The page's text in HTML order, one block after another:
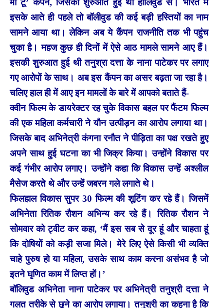
मी टू’ कैंपेन, जिसकी शुरुआत हुई थी हॉलिवुड से। भारत में
इसके आते ही पहले तो बॉलीवुड की कई बड़ी हस्तियों का नाम
सामने आया था। लेकिन अब ये कैंपन राजनीति तक भी पहुंच
चुका है। महज कुछ ही दिनों में ऐसे आठ मामले सामने आए हैं।
इसकी शुरुआत हुई थी तनुश्रा दत्ता के नाना पाटेकर पर लगाए
गए आरोपों के साथ। अब इस कैंपन का असर बढ़ता जा रहा है।
चलिए हाल ही में आए इन मामलों के बारे में आपको बताते हैं-
क्वीन फिल्म के डायरेक्टर रह चुके विकास बहल पर फैंटम फिल्म
की एक महिला कर्मचारी ने यौन उत्पीड़न का आरोप लगाया था।
जिसके बाद अभिनेत्री कंगना रनौत ने पीड़िता का पक्ष रखते हुए
अपने साथ हुई घटना का भी जिक्र किया। उन्होंने विकास पर
कई गंभीर आरोप लगाए। उन्होंने कहा कि विकास उन्हें अश्लील
मैसेज करते थे और उन्हें जबरन गले लगाते थे।
फिलहाल विकास सुपर 30 फिल्म की शूटिंग कर रहे हैं। जिसमें
अभिनेता रितिक रौशन अभिन्य कर रहे हैं। रितिक रौशन ने
सोमवार को ट्वीट कर कहा, ‘मैं इस सब से दूर हूं और चाहता हूं
कि दोषियों को कड़ी सजा मिले। मेरे लिए ऐसे किसी भी व्यक्ति
चाहे पुरुष हो या महिला, उसके साथ काम करना असंभव है जो
इतने घृणित काम में लिप्त हों।’
बॉलिवुड अभिनेता नाना पाटेकर पर अभिनेत्री तनुश्री दत्ता ने
गलत तरीके से छूने का आरोप लगाया। तनुश्री का कहना है कि